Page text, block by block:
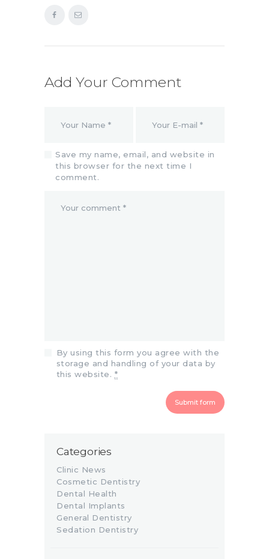
Add Your Comment
Save my name, email, and website in
this browser for the next time I
comment.
By using this form you agree with the
storage and handling of your data by
this website. *
Categories
Clinic News
Cosmetic Dentistry
Dental Health
Dental Implants
General Dentistry
Sedation Dentistry